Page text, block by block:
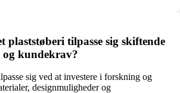
plaststøberi tilpasse sig skiftende
og kundekrav?
sig ved at investere i forskning og
designmuligheder og